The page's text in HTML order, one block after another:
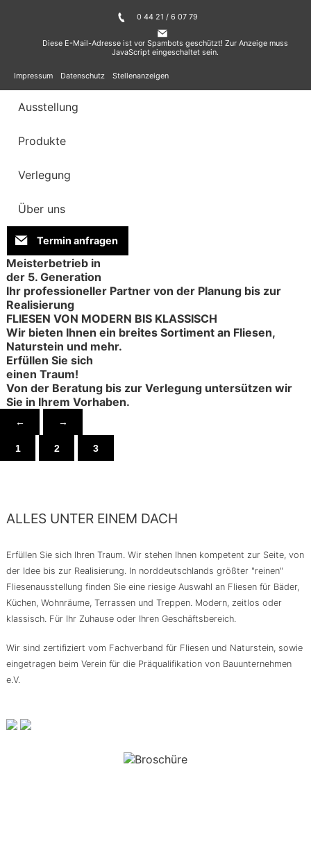
0 44 21 / 6 07 79
Diese E-Mail-Adresse ist vor Spambots geschützt! Zur Anzeige muss
JavaScript eingeschaltet sein.
Impressum Datenschutz Stellenanzeigen
Ausstellung
Produkte
Verlegung
Über uns
Termin anfragen
Meisterbetrieb in
der 5. Generation
Ihr professioneller Partner von der Planung bis zur
Realisierung
FLIESEN VON MODERN BIS KLASSISCH
Wir bieten Ihnen ein breites Sortiment an Fliesen,
Naturstein und mehr.
Erfüllen Sie sich
einen Traum!
Von der Beratung bis zur Verlegung untersützen wir
Sie in Ihrem Vorhaben.
← →
1 2 3
ALLES UNTER EINEM DACH
Erfüllen Sie sich Ihren Traum. Wir stehen Ihnen kompetent zur Seite, von
der Idee bis zur Realisierung. In norddeutschlands größter "reinen"
Fliesenausstellung finden Sie eine riesige Auswahl an Fliesen für Bäder,
Küchen, Wohnräume, Terrassen und Treppen. Modern, zeitlos oder
klassisch. Für Ihr Zuhause oder Ihren Geschäftsbereich.
Wir sind zertifiziert vom Fachverband für Fliesen und Naturstein, sowie
eingetragen beim Verein für die Präqualifikation von Bauunternehmen
e.V.